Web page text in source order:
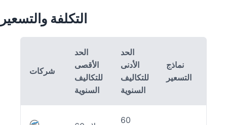
التكلفة والتسعير
شركات
الحد
الأقصى
للتكاليف
السنوية
الحد
الأدنى
للتكاليف
السنوية
نماذج
التسعير
60